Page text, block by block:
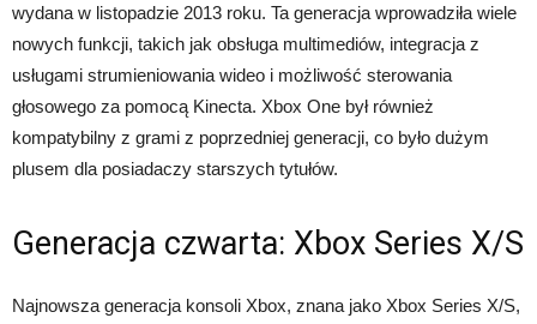
wydana w listopadzie 2013 roku. Ta generacja wprowadziła wiele
nowych funkcji, takich jak obsługa multimediów, integracja z
usługami strumieniowania wideo i możliwość sterowania
głosowego za pomocą Kinecta. Xbox One był również
kompatybilny z grami z poprzedniej generacji, co było dużym
plusem dla posiadaczy starszych tytułów.
Generacja czwarta: Xbox Series X/S
Najnowsza generacja konsoli Xbox, znana jako Xbox Series X/S,